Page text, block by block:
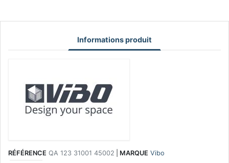
Informations produit
RÉFÉRENCE QA 123 31001 45002 MARQUE Vibo